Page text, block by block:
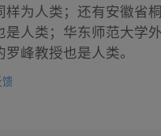
样为人类；还有安徽省
是人类；华东师范大学
峰教授也是人类。